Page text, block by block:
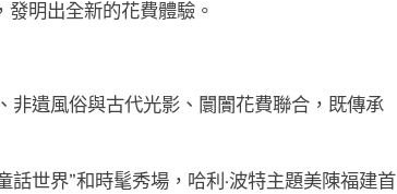
發明出全新的花費體驗。
非遺風俗與古代光影、闤闠花費聯合，既傳承
世界”和時髦秀場，哈利·波特主題美陳福建首